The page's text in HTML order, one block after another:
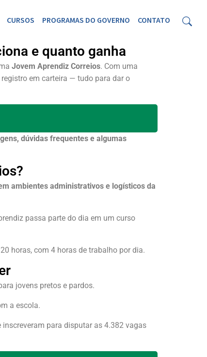
CURSOS PROGRAMAS DO GOVERNO CONTATO
e quanto ganha
Jovem Aprendiz Correios. Com uma
em carteira — tudo para dar o
dúvidas frequentes e algumas
ambientes administrativos e logísticos da
passa parte do dia em um curso
horas, com 4 horas de trabalho por dia.
jovens pretos e pardos.
a escola.
para disputar as 4.382 vagas